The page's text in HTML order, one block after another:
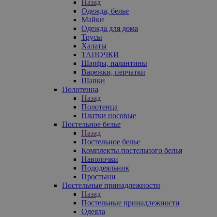
Назад
Одежда, белье
Майки
Одежда для дома
Трусы
Халаты
ТАПОЧКИ
Шарфы, палантины
Варежки, перчатки
Шапки
Полотенца
Назад
Полотенца
Платки носовые
Постельное белье
Назад
Постельное белье
Комплекты постельного белья
Наволочки
Пододеяльник
Простыни
Постельные принадлежности
Назад
Постельные принадлежности
Одеяла